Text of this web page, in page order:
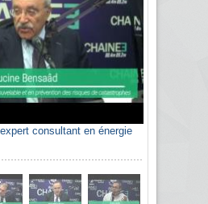
consultant en énergie